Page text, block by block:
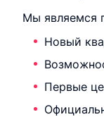
Мы являемся
Новый
Первые